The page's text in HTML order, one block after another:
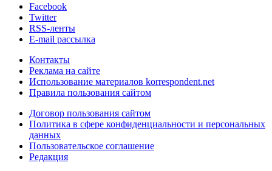
Facebook
Twitter
RSS-ленты
E-mail рассылка
Контакты
Реклама на сайте
Использование материалов korrespondent.net
Правила пользования сайтом
Договор пользования сайтом
Политика в сфере конфиденциальности и персональных
данных
Пользовательское соглашение
Редакция